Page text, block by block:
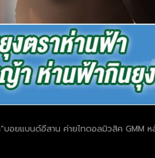
อยแบนด์อีสาน ค่ายไทดอลมิวสิค GMM